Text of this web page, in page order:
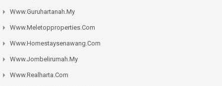
Www.guruhartanah.my
Www.meletopproperties.com
Www.homestaysenawang.com
Www.jombelirumah.my
Www.realharta.com